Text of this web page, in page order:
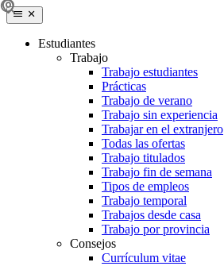
Estudiantes
Trabajo
Trabajo estudiantes
Prácticas
Trabajo de verano
Trabajo sin experiencia
Trabajar en el extranjero
Todas las ofertas
Trabajo titulados
Trabajo fin de semana
Tipos de empleos
Trabajo temporal
Trabajos desde casa
Trabajo por provincia
Consejos
Currículum vitae